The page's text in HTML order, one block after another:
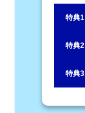
特典1
特典2
特典3